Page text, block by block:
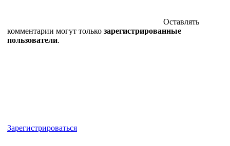
Оставлять
комментарии могут только зарегистрированные
пользователи.
Зарегистрироваться